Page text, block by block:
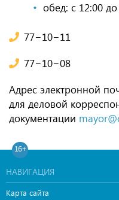
обед: с 12:00
77−10−11
77−10−08
Адрес электронной
для деловой
документации
16+
НАВИГАЦИЯ
Карта сайта